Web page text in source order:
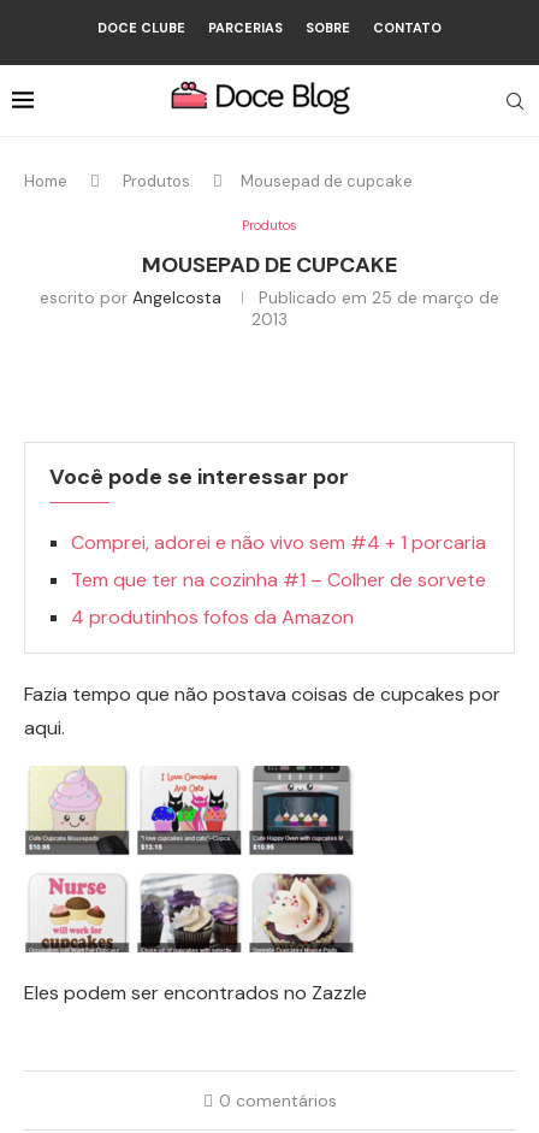
DOCE CLUBE PARCERIAS SOBRE CONTATO
Home Produtos Mousepad de cupcake
Produtos
MOUSEPAD DE CUPCAKE
escrito por Angelcosta Publicado em 25 de março de
2013
Você pode se interessar por
Comprei, adorei e não vivo sem #4 + 1 porcaria
Tem que ter na cozinha #1 – Colher de sorvete
4 produtinhos fofos da Amazon
Fazia tempo que não postava coisas de cupcakes por
aqui.
Eles podem ser encontrados no Zazzle
0 comentários